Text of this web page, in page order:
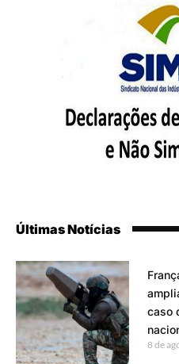
Últimas Notícias
caso
8 de